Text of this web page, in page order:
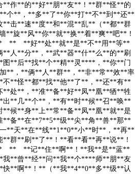
作**的**好**朋**友**！**群**怪**的
个**，**多**了**你**打**不**到**还**
击**速**度**和**混**乱**（**都**群
**旋**风**你**就**换**着**爽**吧**！
** **好**处**就**是**不**用**等**
人**分**，**武**器**什**么**的**刷
**后**找**个**精**灵****，**你**门
**，**俩**人**群**，**非**常**效**率
**怪**都**找**他**了**，**还**有**
处**，**准**备**好**凤**凰**牺**牲
**几**个**，**有**时**候**召**唤**
候**身**上**常**备**凤**凰**就**是
备**在**7**5**级**尖**角**兽**那**
**天**在**线**1**0**小**时**，**再**
群**刷**了**！**看**看**再**说**！
** **记**住**啊**！**我**是**蓝**
**曾**经**问**我**个****师**朋**友
**啊**！**（**我**4**0**多**级**认